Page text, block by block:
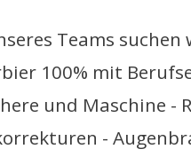
Teams suchen
100% mit
und Maschine -
-